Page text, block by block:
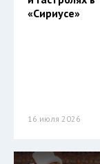
«Сириусе»
16 июля 2026